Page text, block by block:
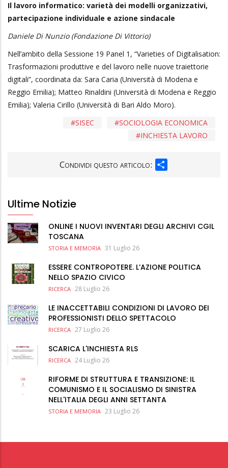
Il lavoro informatico: varietà dei modelli organizzativi,
partecipazione individuale e azione sindacale
Daniele Di Nunzio (Fondazione Di Vittorio)
Nell’ambito della Sessione 19 Panel 1, “Varieties of Digitalisation:
Trasformazioni produttive e del lavoro nelle nuove traiettorie
digitali”, coordinata da: Sara Caria (Università di Modena e
Reggio Emilia); Matteo Rinaldini (Università di Modena e Reggio
Emilia); Valeria Cirillo (Università di Bari Aldo Moro).
SOCIOLOGIA ECONOMICA
SISEC
INCHIESTA LAVORO
Condividi questo articolo:
Ultime Notizie
ONLINE I NUOVI INVENTARI DEGLI ARCHIVI CGIL
TOSCANA
STORIA E MEMORIA 31 Luglio 26
ESSERE CONTROPOTERE. L’AZIONE POLITICA
NELLO SPAZIO CIVICO
RICERCA 28 Luglio 26
LE INACCETTABILI CONDIZIONI DI LAVORO DEI
PROFESSIONISTI DELLO SPETTACOLO
RICERCA 27 Luglio 26
SCARICA L'INCHIESTA RLS
RICERCA 24 Luglio 26
RIFORME DI STRUTTURA E TRANSIZIONE: IL
COMUNISMO E IL SOCIALISMO DI SINISTRA
NELL'ITALIA DEGLI ANNI SETTANTA
STORIA E MEMORIA 23 Luglio 26